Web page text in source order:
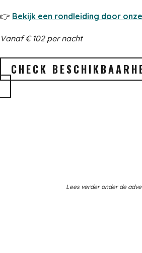
👉 Bekijk een rondleiding door
Vanaf € 102 per nacht
CHECK
Lees verder onder de